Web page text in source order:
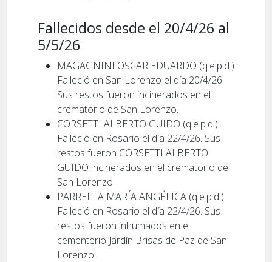
Fallecidos desde el 20/4/26 al
5/5/26
MAGAGNINI OSCAR EDUARDO (q.e.p.d.)
Falleció en San Lorenzo el día 20/4/26.
Sus restos fueron incinerados en el
crematorio de San Lorenzo.
CORSETTI ALBERTO GUIDO (q.e.p.d.)
Falleció en Rosario el día 22/4/26. Sus
restos fueron CORSETTI ALBERTO
GUIDO incinerados en el crematorio de
San Lorenzo.
PARRELLA MARÍA ANGÉLICA (q.e.p.d.)
Falleció en Rosario el día 22/4/26. Sus
restos fueron inhumados en el
cementerio Jardín Brisas de Paz de San
Lorenzo.